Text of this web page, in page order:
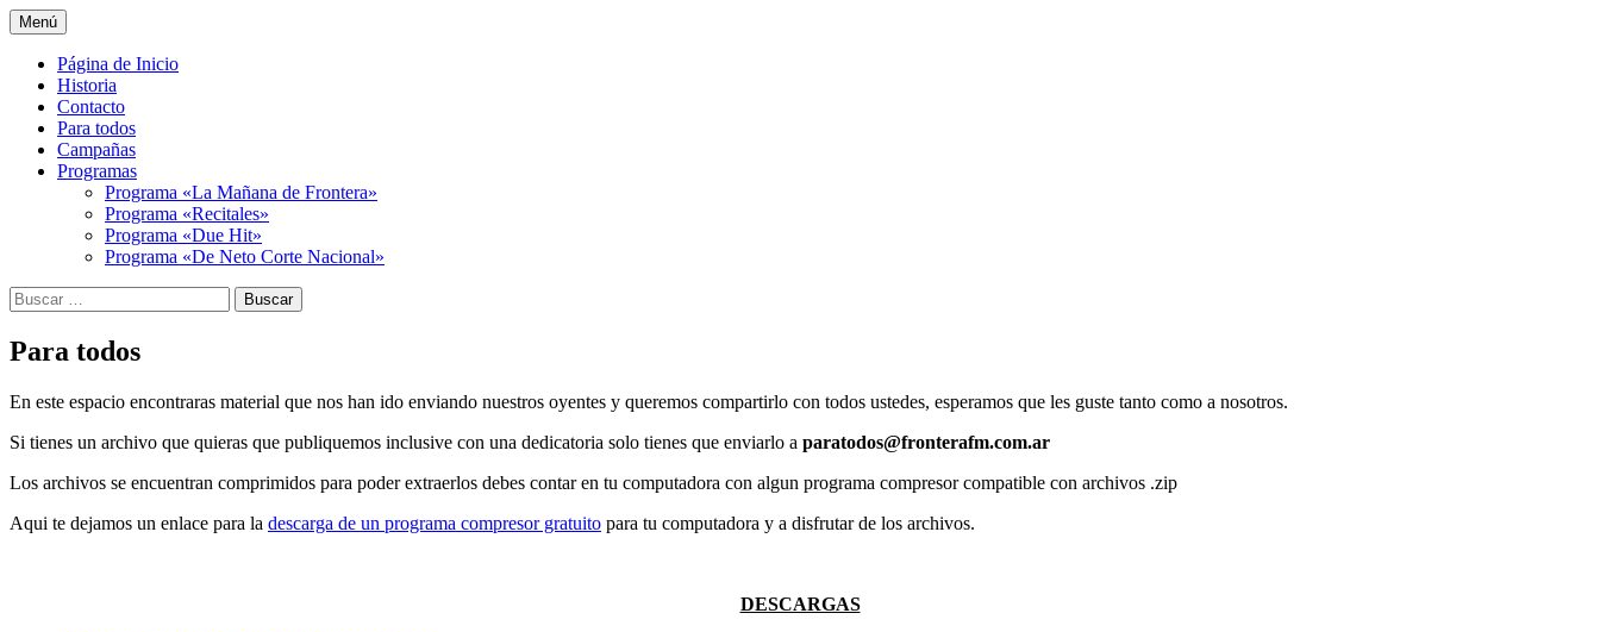
Frontera FM
La radio de la Gente
Menú Saltar
al
contenido
Página de Inicio
Historia
Contacto
Para todos
Campañas
Programas
Programa «La Mañana de Frontera»
Programa «Recitales»
Programa «Due Hit»
Programa «De Neto Corte Nacional»
Buscar:
Para todos
En este espacio encontraras material que nos han ido enviando nuestros oyentes y queremos compartirlo con todos ustedes, esperamos que les guste tanto como a nosotros.
Si tienes un archivo que quieras que publiquemos inclusive con una dedicatoria solo tienes que enviarlo a paratodos@fronterafm.com.ar
Los archivos se encuentran comprimidos para poder extraerlos debes contar en tu computadora con algun programa compresor compatible con archivos .zip
Aqui te dejamos un enlace para la descarga de un programa compresor gratuito para tu computadora y a disfrutar de los archivos.
DESCARGAS